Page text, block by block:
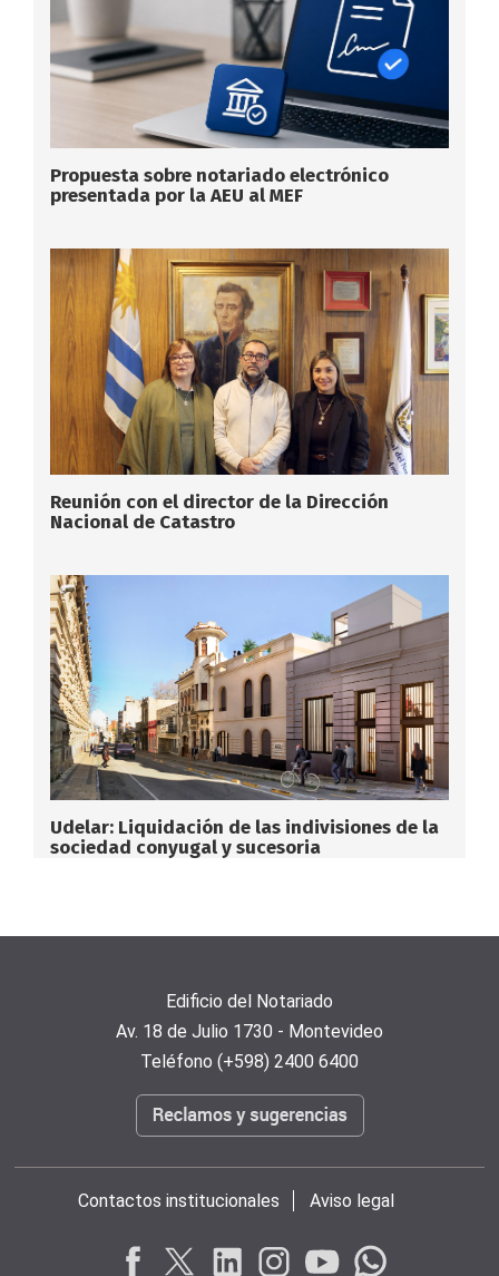
Propuesta sobre notariado electrónico
presentada por la AEU al MEF
Reunión con el director de la Dirección
Nacional de Catastro
Udelar: Liquidación de las indivisiones de la
sociedad conyugal y sucesoria
Edificio del Notariado
Av. 18 de Julio 1730 - Montevideo
Teléfono (+598) 2400 6400
Contactos institucionales Aviso legal